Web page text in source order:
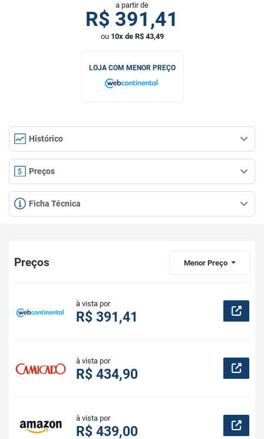
a partir de
R$ 391,41
ou 10x de R$ 43,49
LOJA COM MENOR PREÇO
Histórico
Preços
Ficha Técnica
Preços Menor Preço
à vista por
R$ 391,41
à vista por
R$ 434,90
à vista por
R$ 439,00